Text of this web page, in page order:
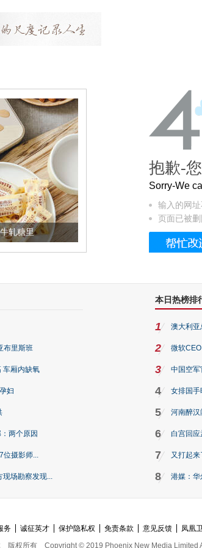
被列入佛家七宝的它到底有多美？
抱歉-
Sorry-We
输入的网
页面已被删
布里斯班
车厢内缺氧
妇
两个原因
位摄影师...
现场勘察发现...
本日热榜排
1 澳大利亚
2 微软
3 中国空军
4 女排国手
5 河南醉汉
6 白宫回应
7 又打起来
8 港媒：华
务 诚征英才 保护隐私权 免责条款 意见反馈 凤凰
版权所有 Copyright © 2019 Phoenix New Media Limited